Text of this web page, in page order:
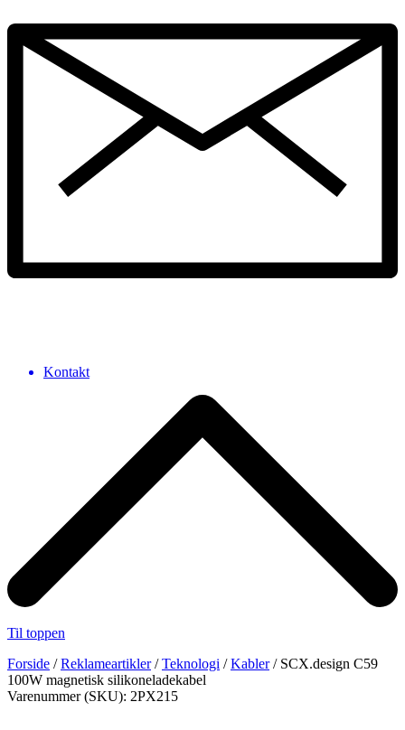
Kontakt
Til toppen
Forside /Reklameartikler/Teknologi /Kabler/ SCX.design C59
100W magnetisk silikoneladekabel
Varenummer (SKU): 2PX215